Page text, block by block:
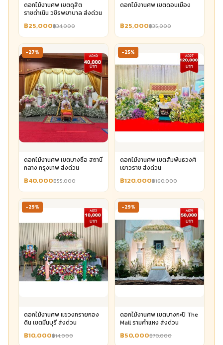
ดอกไม้งานศพ เขตดุสิต
ราชดำเนิน วชิรพยาบาล ส่งด่วน
฿25,000฿34,000
ดอกไม้งานศพ เขตดอนเมือง
฿25,000฿35,000
-27%
ดอกไม้งานศพ เขตบางซื่อ สถานี
กลาง กรุงเทพ ส่งด่วน
฿40,000฿55,000
-25%
ดอกไม้งานศพ เขตสัมพันธวงศ์
เยาวราช ส่งด่วน
฿120,000฿160,000
-29%
ดอกไม้งานศพ แขวงทรายกอง
ดิน เขตมีนบุรี ส่งด่วน
฿10,000฿14,000
-29%
ดอกไม้งานศพ เขตบางกะปิ The
Mall รามคำแหง ส่งด่วน
฿50,000฿70,000